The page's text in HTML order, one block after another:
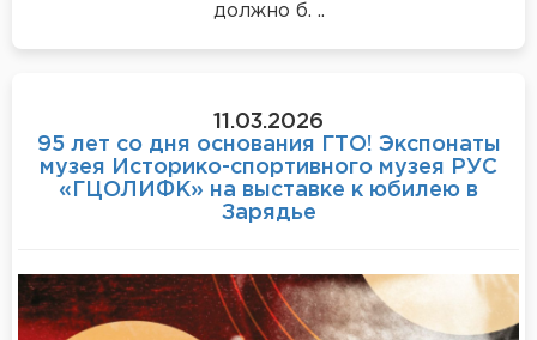
должно б. ..
11.03.2026
95 лет со дня основания ГТО! Экспонаты
музея Историко-спортивного музея РУС
«ГЦОЛИФК» на выставке к юбилею в
Зарядье